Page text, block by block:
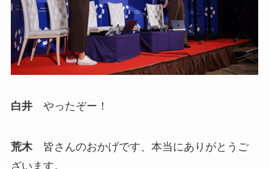
白井やったぞー！
荒木皆さんのおかげです、本当にありがとうご
ざいます。